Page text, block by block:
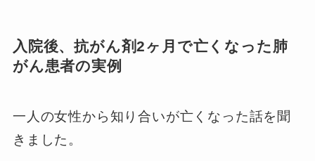
入院後、抗がん剤2ヶ月で亡くなった肺
がん患者の実例
一人の女性から知り合いが亡くなった話を聞
きました。